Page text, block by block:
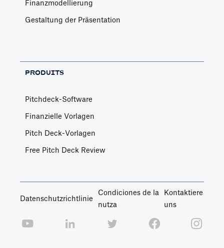
Finanzmodellierung
Gestaltung der Präsentation
PRODUITS
Pitchdeck-Software
Finanzielle Vorlagen
Pitch Deck-Vorlagen
Free Pitch Deck Review
Datenschutzrichtlinie
Condiciones de la
nutza
Kontaktiere
uns